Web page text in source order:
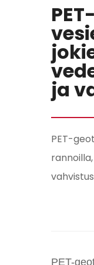
ja
PET-
PET-